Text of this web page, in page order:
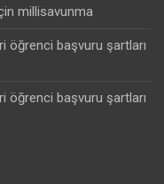
millisavunma
öğrenci başvuru şartları
öğrenci başvuru şartları